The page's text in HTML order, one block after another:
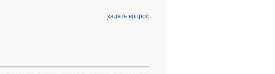
задать вопрос